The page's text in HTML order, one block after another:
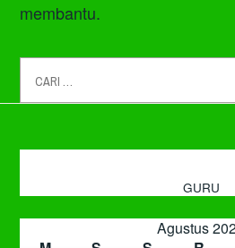
membantu.
tentang:
GURU
Agustus